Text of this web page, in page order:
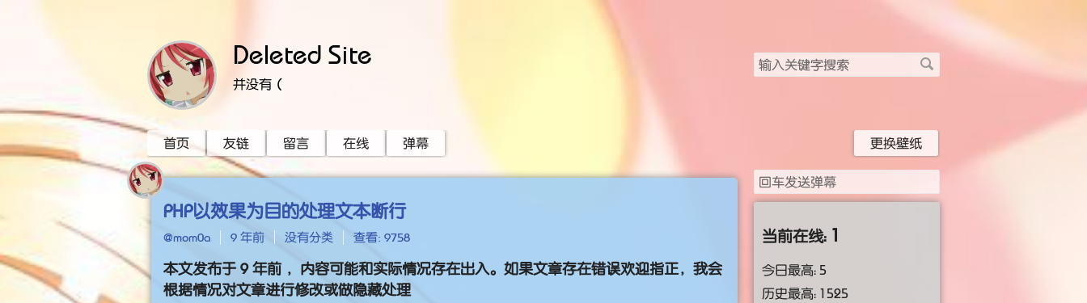
Deleted Site
并没有（
搜
索
首页
友链 留言 在线 弹幕 更换壁纸
PHP以效果为目的处理文本断行
@mom0a 9 年前 没有分类 查看: 9758
本文发布于 9 年前 ，内容可能和实际情况存在出入。如果文章存在错误欢迎指正，我会
根据情况对文章进行修改或做隐藏处理
当前在线： 1
今日最高： 5
历史最高： 1525